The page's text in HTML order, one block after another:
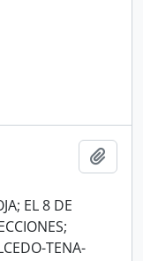
EL 8 DE
TENA-